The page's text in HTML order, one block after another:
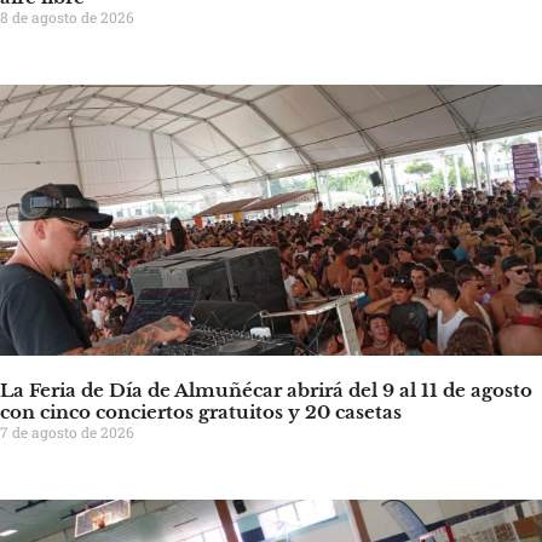
8 de agosto de 2026
La Feria de Día de Almuñécar abrirá del 9 al 11 de agosto
con cinco conciertos gratuitos y 20 casetas
7 de agosto de 2026